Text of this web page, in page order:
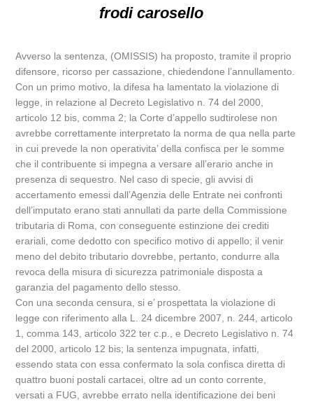
frodi carosello
Avverso la sentenza, (OMISSIS) ha proposto, tramite il proprio
difensore, ricorso per cassazione, chiedendone l’annullamento.
Con un primo motivo, la difesa ha lamentato la violazione di
legge, in relazione al Decreto Legislativo n. 74 del 2000,
articolo 12 bis, comma 2; la Corte d’appello sudtirolese non
avrebbe correttamente interpretato la norma de qua nella parte
in cui prevede la non operativita’ della confisca per le somme
che il contribuente si impegna a versare all’erario anche in
presenza di sequestro. Nel caso di specie, gli avvisi di
accertamento emessi dall’Agenzia delle Entrate nei confronti
dell’imputato erano stati annullati da parte della Commissione
tributaria di Roma, con conseguente estinzione dei crediti
erariali, come dedotto con specifico motivo di appello; il venir
meno del debito tributario dovrebbe, pertanto, condurre alla
revoca della misura di sicurezza patrimoniale disposta a
garanzia del pagamento dello stesso.
Con una seconda censura, si e’ prospettata la violazione di
legge con riferimento alla L. 24 dicembre 2007, n. 244, articolo
1, comma 143, articolo 322 ter c.p., e Decreto Legislativo n. 74
del 2000, articolo 12 bis; la sentenza impugnata, infatti,
essendo stata con essa confermato la sola confisca diretta di
quattro buoni postali cartacei, oltre ad un conto corrente,
versati a FUG, avrebbe errato nella identificazione dei beni